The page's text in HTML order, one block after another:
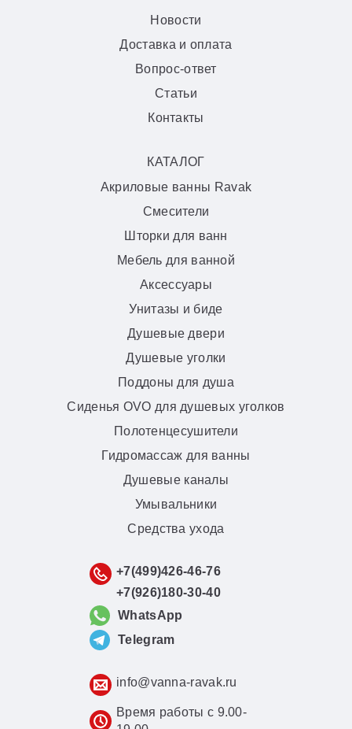
Новости
Доставка и оплата
Вопрос-ответ
Статьи
Контакты
КАТАЛОГ
Акриловые ванны Ravak
Смесители
Шторки для ванн
Мебель для ванной
Аксессуары
Унитазы и биде
Душевые двери
Душевые уголки
Поддоны для душа
Сиденья OVO для душевых уголков
Полотенцесушители
Гидромассаж для ванны
Душевые каналы
Умывальники
Средства ухода
+7(499)426-46-76
+7(926)180-30-40
WhatsApp
Telegram
info@vanna-ravak.ru
Время работы с 9.00-